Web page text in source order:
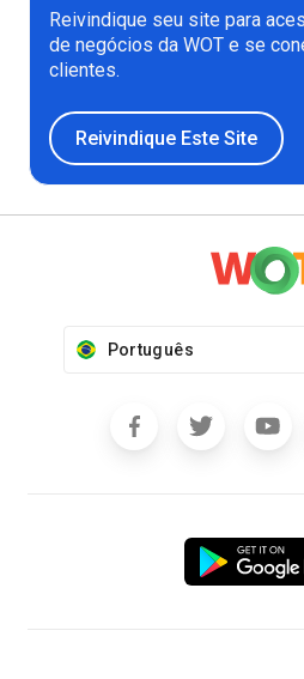
Reivindique seu site para
de negócios da WOT e se
clientes.
Reivindique Este Site
Português